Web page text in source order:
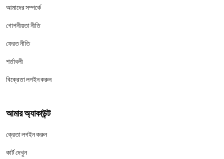
আমাদের সম্পর্কে
গোপনীয়তা নীতি
ফেরত নীতি
শর্তাবলী
বিক্রেতা লগইন করুন
আমার অ্যাকাউন্ট
ক্রেতা লগইন করুন
কার্ট দেখুন